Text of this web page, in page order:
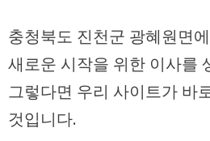
충청북도 진천군 광혜원면
새로운 시작을 위한 이사를
그렇다면 우리 사이트가 바
것입니다.